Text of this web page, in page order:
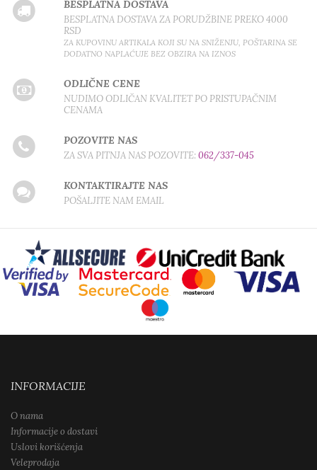
BESPLATNA DOSTAVA
BESPLATNA DOSTAVA ZA PORUDŽBINE PREKO 4000
RSD
ZA KUPOVINU ARTIKALA KOJI SU NA SNIŽENJU, POŠTARINA SE
DODATNO NAPLAĆUJE BEZ OBZIRA NA IZNOS
ODLIČNE CENE
NUDIMO ODLIČAN KVALITET PO PRISTUPAČNIM
CENAMA
POZOVITE NAS
ZA SVA PITNJA NAS POZOVITE:062/337-045
KONTAKTIRAJTE NAS
POŠALJITE NAM EMAIL
INFORMACIJE
O nama
Informacije o dostavi
Uslovi korišćenja
Veleprodaja